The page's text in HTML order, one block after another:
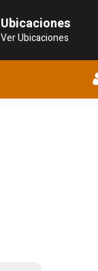
Ubicaciones
Ver Ubicaciones